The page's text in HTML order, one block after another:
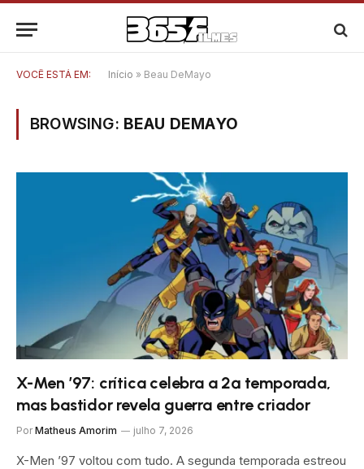
VOCÊ ESTÁ EM: Início » Beau DeMayo
BROWSING: BEAU DEMAYO
X-Men ’97: crítica celebra a 2ª temporada,
mas bastidor revela guerra entre criador
Por Matheus Amorim julho 7, 2026
X-Men ’97 voltou com tudo. A segunda temporada estreou